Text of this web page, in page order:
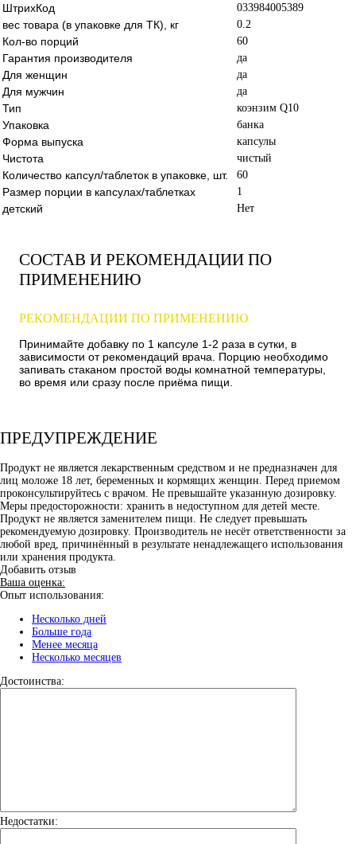
ШтрихКод 033984005389
вес товара (в упаковке для ТК), кг 0.2
Кол-во порций 60
Гарантия производителя да
Для женщин да
Для мужчин да
Тип коэнзим Q10
Упаковка банка
Форма выпуска капсулы
Чистота чистый
Количество капсул/таблеток в упаковке, шт. 60
Размер порции в капсулах/таблетках 1
детский Нет
СОСТАВ И РЕКОМЕНДАЦИИ ПО
ПРИМЕНЕНИЮ
РЕКОМЕНДАЦИИ ПО ПРИМЕНЕНИЮ
Принимайте добавку по 1 капсуле 1-2 раза в сутки, в
зависимости от рекомендаций врача. Порцию необходимо
запивать стаканом простой воды комнатной температуры,
во время или сразу после приёма пищи.
ПРЕДУПРЕЖДЕНИЕ
Продукт не является лекарственным средством и не предназначен для
лиц моложе 18 лет, беременных и кормящих женщин. Перед приемом
проконсультируйтесь с врачом. Не превышайте указанную дозировку.
Меры предосторожности: хранить в недоступном для детей месте.
Продукт не является заменителем пищи. Не следует превышать
рекомендуемую дозировку. Производитель не несёт ответственности за
любой вред, причинённый в результате ненадлежащего использования
или хранения продукта.
Добавить отзыв
Ваша оценка:
Опыт использования:
Несколько дней
Больше года
Менее месяца
Несколько месяцев
Достоинства:
Недостатки: